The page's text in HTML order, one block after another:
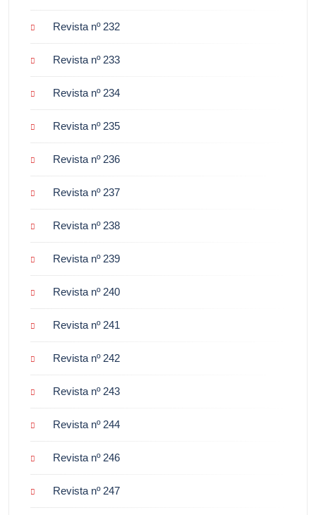
Revista nº 232
Revista nº 233
Revista nº 234
Revista nº 235
Revista nº 236
Revista nº 237
Revista nº 238
Revista nº 239
Revista nº 240
Revista nº 241
Revista nº 242
Revista nº 243
Revista nº 244
Revista nº 246
Revista nº 247